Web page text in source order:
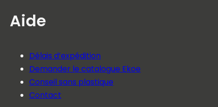
Aide
Délais d’expédition
Demander le catalogue Ekoe
Conseil sans plastique
Contact